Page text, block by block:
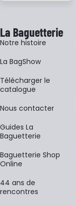
La Baguetterie
Notre histoire
La BagShow
​Télécharger le
catalogue
Nous contacter
Guides La
Baguetterie
Baguetterie Shop
Online
44 ans de
rencontres